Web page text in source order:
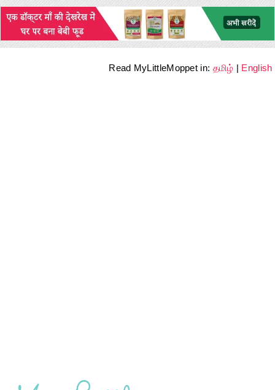
Read MyLittleMoppet in: தமிழ் | English